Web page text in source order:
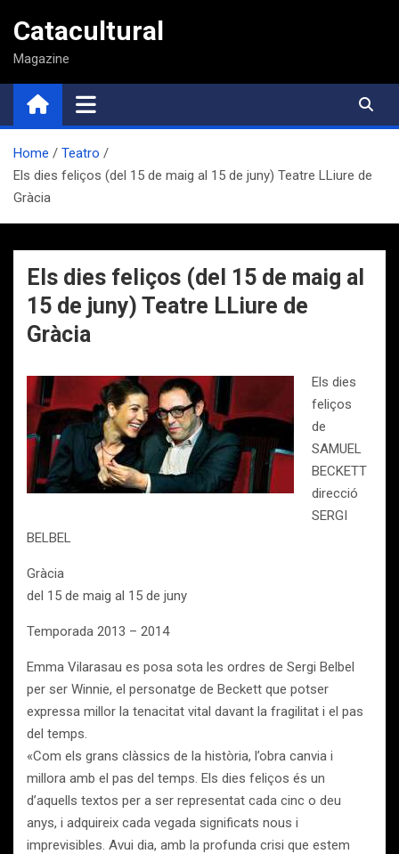
contenido
Catacultural
Magazine
Home
Teatro
Els dies feliços (del 15 de maig al 15 de juny) Teatre LLiure de
Gràcia
Els dies feliços (del 15 de maig al
15 de juny) Teatre LLiure de
Gràcia
Els dies
feliços
de
SAMUEL
BECKETT
direcció
SERGI
BELBEL
Gràcia
del 15 de maig al 15 de juny
Temporada 2013 – 2014
Emma Vilarasau es posa sota les ordres de Sergi Belbel
per ser Winnie, el personatge de Beckett que potser
expressa millor la tenacitat vital davant la fragilitat i el pas
del temps.
«Com els grans clàssics de la història, l’obra canvia i
millora amb el pas del temps. Els dies feliços és un
d’aquells textos per a ser representat cada cinc o deu
anys, i adquireix cada vegada significats nous i
imprevisibles. Avui dia, amb la profunda crisi que estem